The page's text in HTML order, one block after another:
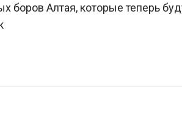
боров Алтая, которые теперь